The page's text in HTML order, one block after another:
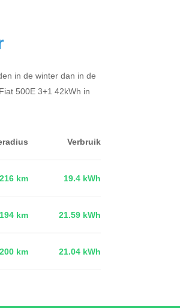
in de winter dan in de
500E 3+1 42kWh in
Verbruik
216 km 19.4 kWh
194 km 21.59 kWh
200 km 21.04 kWh